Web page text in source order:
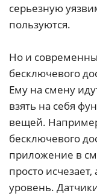
серьезную
пользуются.
Но и
бесключевого
Ему на смену
взять на себя
вещей.
бесключевого
приложение в
просто
уровень.